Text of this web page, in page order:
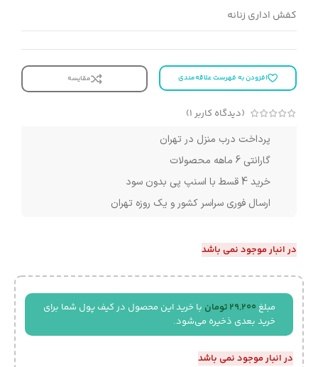
کفش اداری زنانه
افزودن به فهرست علاقه‌مندی مقایسه
(دیدگاه کاربر 1
)
پرداخت درب منزل در تهران
گارانتی 6 ماهه محصولات
خرید 4 قسط با اسنپ پی بدون سود
ارسال فوری سراسر کشور و یک روزه تهران
در انبار موجود نمی باشد
مبلغ 29,200 تومان با خرید این محصول در کیف پول شما برای
خرید بعدی ذخیره می‌شود.
در انبار موجود نمی باشد